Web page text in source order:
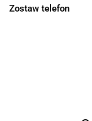
Zostaw telefon